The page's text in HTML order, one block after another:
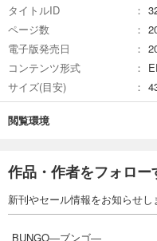
あらすじを表示
BUNGO―ブン
あらすじを表示す
BUNGO―ブン
タイトルID
ページ数
電子版発売日
コンテンツ形式
サイズ(目安)
閲覧環境
作品・作者をフォロー
新刊やセール情報をお知らせし
BUNGO―ブンゴ―